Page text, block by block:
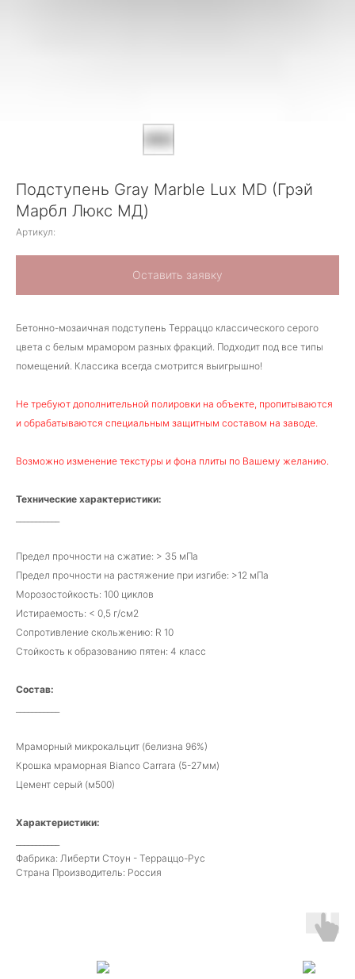
Подступень Gray Marble Lux MD (Грэй
Марбл Люкс МД)
Артикул:
Оставить заявку
Бетонно-мозаичная подступень Терраццо классического серого
цвета с белым мрамором разных фракций. Подходит под все типы
помещений. Классика всегда смотрится выигрышно!
Не требуют дополнительной полировки на объекте, пропитываются
и обрабатываются специальным защитным составом на заводе.
Возможно изменение текстуры и фона плиты по Вашему желанию.
Технические характеристики:
Предел прочности на сжатие: > 35 мПа
Предел прочности на растяжение при изгибе: >12 мПа
Морозостойкость: 100 циклов
Истираемость: < 0,5 г/см2
Сопротивление скольжению: R 10
Стойкость к образованию пятен: 4 класс
Состав:
Мраморный микрокальцит (белизна 96%)
Крошка мраморная Bianco Carrara (5-27мм)
Цемент серый (м500)
Характеристики:
Фабрика: Либерти Стоун - Терраццо-Рус
Страна Производитель: Россия